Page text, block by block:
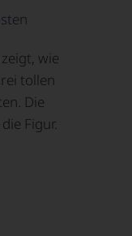
wie
tollen
Die
Figur.